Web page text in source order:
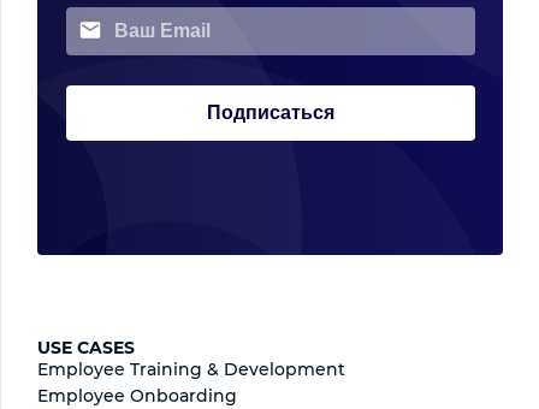
Подписаться
USE CASES
Employee Training & Development
Employee Onboarding